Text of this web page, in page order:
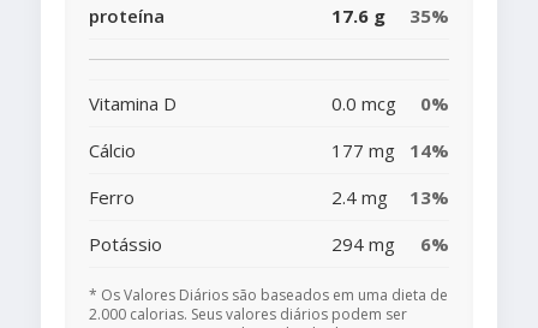
proteína
17.6 g 35%
Vitamina D 0.0 mcg
0%
Cálcio
177 mg
14%
Ferro
2.4 mg
13%
Potássio
294 mg 6%
* Os Valores Diários são baseados em uma dieta de
2.000 calorias. Seus valores diários podem ser